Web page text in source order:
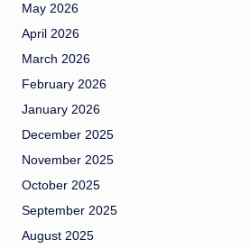
May 2026
April 2026
March 2026
February 2026
January 2026
December 2025
November 2025
October 2025
September 2025
August 2025